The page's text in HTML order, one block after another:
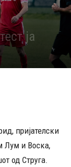
ја
пријателски
Лум и Воска,
од Струга.